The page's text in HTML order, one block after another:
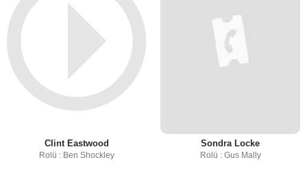
Clint Eastwood
Rolü : Ben Shockley
Sondra Locke
Rolü : Gus Mally